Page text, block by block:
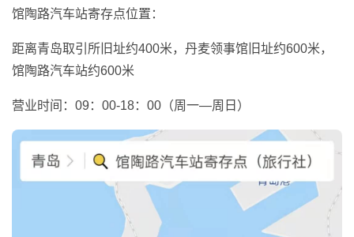
馆陶路汽车站寄存点位置：
距离青岛取引所旧址约400米，丹麦领事馆旧址约600米，
馆陶路汽车站约600米
营业时间：09：00-18：00（周一—周日）